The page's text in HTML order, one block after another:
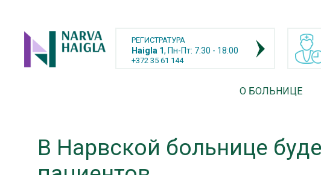
РЕГИСТРАТУРА
Haigla 1, Пн-Пт: 7:30 - 18:00
+372 35 61 144
О БОЛЬНИЦЕ
В Нарвской больнице